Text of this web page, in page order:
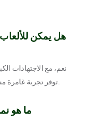
نعم، مع الاجتهادات
توفر تجربة غامرة مشابهة، مما يجعلها تنافس الألعاب التقليدية.
3. ما